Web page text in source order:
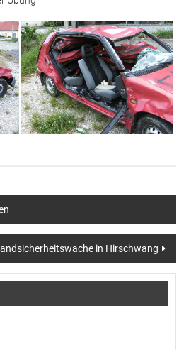
in Hirschwang